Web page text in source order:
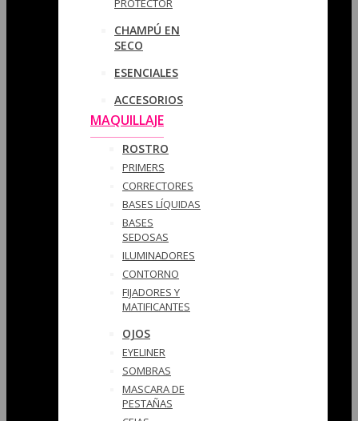
PROTECTOR
CHAMPÚ EN
SECO
ESENCIALES
ACCESORIOS
MAQUILLAJE
ROSTRO
PRIMERS
CORRECTORES
BASES LÍQUIDAS
BASES
SEDOSAS
ILUMINADORES
CONTORNO
FIJADORES Y
MATIFICANTES
OJOS
EYELINER
SOMBRAS
MASCARA DE
PESTAÑAS